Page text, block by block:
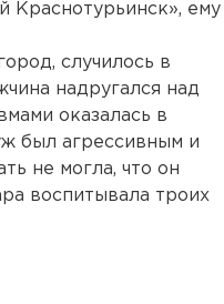
Краснотурьинск», ему
случилось в
надругался над
оказалась в
был агрессивным и
не могла, что он
воспитывала троих